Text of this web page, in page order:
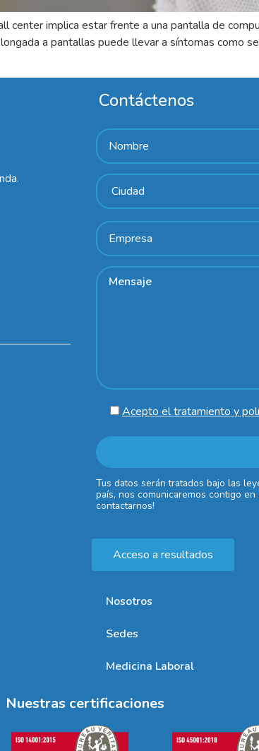
center implica estar frente a una pantalla de
a pantallas puede llevar a síntomas como
Contáctenos
Acepto el tratamiento y
Tus datos serán tratados bajo las
país, nos comunicaremos contigo
contactarnos!
Acceso a resultados
Nosotros
Sedes
Medicina Laboral
Nuestras certificaciones